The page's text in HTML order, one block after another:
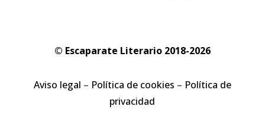
© Escaparate Literario 2018-2026
Aviso legal – Política de cookies – Política de
privacidad